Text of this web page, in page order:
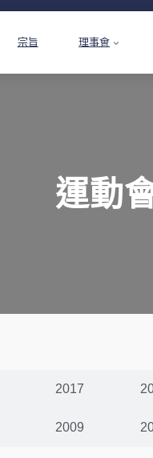
宗旨 理事會
運動
2017
2009